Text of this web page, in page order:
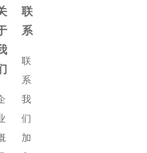
联
系
联
系
我
们
加